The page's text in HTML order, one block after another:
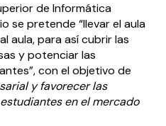
de Informática
se pretende “llevar el aula
aula, para así cubrir las
y potenciar las
con el objetivo de
y favorecer las
en el mercado